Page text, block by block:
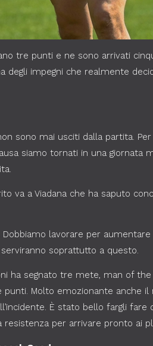
tre punti e ne sono arrivati
impegni che realmente
sono mai usciti dalla partita.
siamo tornati in una giornata
va a Viadana che ha saputo
lavorare per
soprattutto a questo.
ha segnato tre mete, man of
Molto emozionante anche
È stato bello fargli fare
per arrivare pronto ai